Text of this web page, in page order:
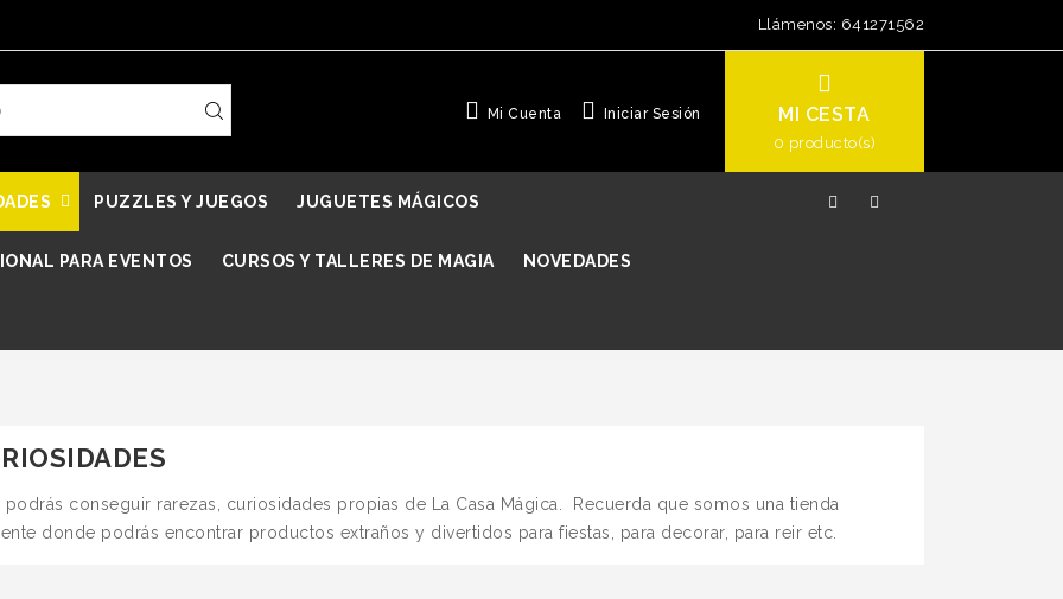
Llámenos: 641271562
MI CESTA
0 producto(s)
Mi Cuenta Iniciar Sesión
PUZZLES Y JUEGOS JUGUETES MÁGICOS
PARA EVENTOS CURSOS Y TALLERES DE MAGIA NOVEDADES
podrás conseguir rarezas, curiosidades propias de La Casa Mágica. Recuerda que somos una tienda
donde podrás encontrar productos extraños y divertidos para fiestas, para decorar, para reir etc.